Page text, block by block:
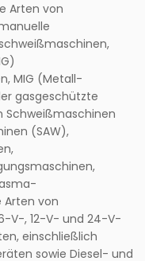
Arten von
MIG (Metall-
gasgeschützte
Schweißmaschinen
(SAW),
Arten von
V-, 12-V- und 24-V-
einschließlich
sowie Diesel- und